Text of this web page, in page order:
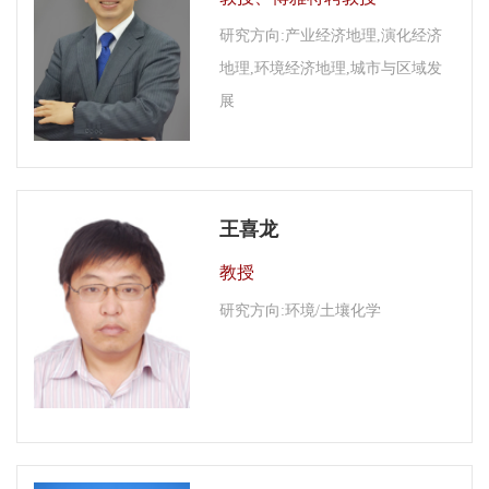
研究方向:产业经济地理,演化经济
地理,环境经济地理,城市与区域发
展
王喜龙
教授
研究方向:环境/土壤化学